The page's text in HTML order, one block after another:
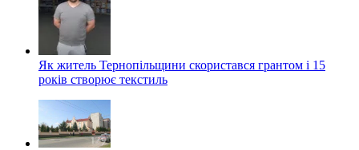
Як житель Тернопільщини скористався грантом і 15
років створює текстиль